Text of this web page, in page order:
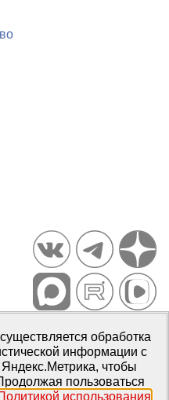
2007–2026
№ ФС77-66447 от 14 июля
обработка
информации с
чтобы
пользоваться
использования